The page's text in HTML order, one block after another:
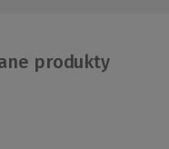
produkty